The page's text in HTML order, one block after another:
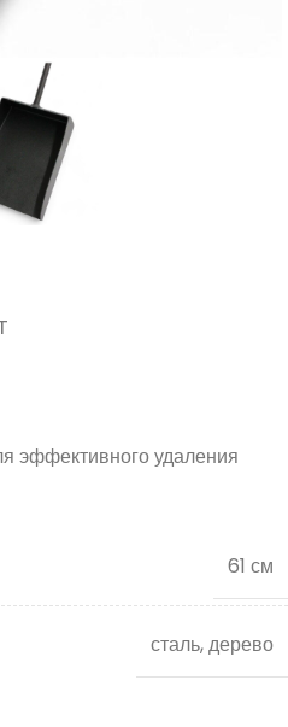
эффективного удаления
61 см
сталь, дерево